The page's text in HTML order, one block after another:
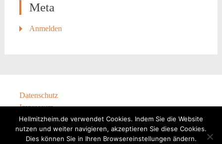
Meta
Anmelden
Datenschutz
Impressum
Hellmitzheim.de verwendet Cookies. Indem Sie die Website
nutzen und weiter navigieren, akzeptieren Sie diese Cookies.
Dies können Sie in Ihren Browsereinstellungen ändern.